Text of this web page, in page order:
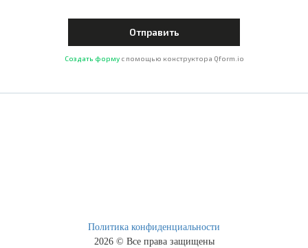
Создать форму с помощью конструктора Qform.io
Политика конфиденциальности
2026 © Все права защищены